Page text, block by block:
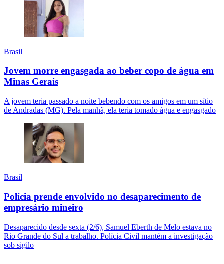
Brasil
Jovem morre engasgada ao beber copo de água em
Minas Gerais
A jovem teria passado a noite bebendo com os amigos em um sítio
de Andradas (MG). Pela manhã, ela teria tomado água e engasgado
Brasil
Polícia prende envolvido no desaparecimento de
empresário mineiro
Desaparecido desde sexta (2/6), Samuel Eberth de Melo estava no
Rio Grande do Sul a trabalho. Polícia Civil mantém a investigação
sob sigilo